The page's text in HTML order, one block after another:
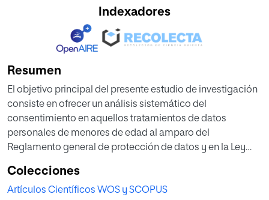
Indexadores
Resumen
El objetivo principal del presente estudio de investigación
consiste en ofrecer un análisis sistemático del
consentimiento en aquellos tratamientos de datos
personales de menores de edad al amparo del
Reglamento general de protección de datos y en la Ley
Garantía de Derechos Digitales. En concreto, además de
profundizar en el consentimiento como base jurídica
Colecciones
Artículos Científicos WOS y SCOPUS